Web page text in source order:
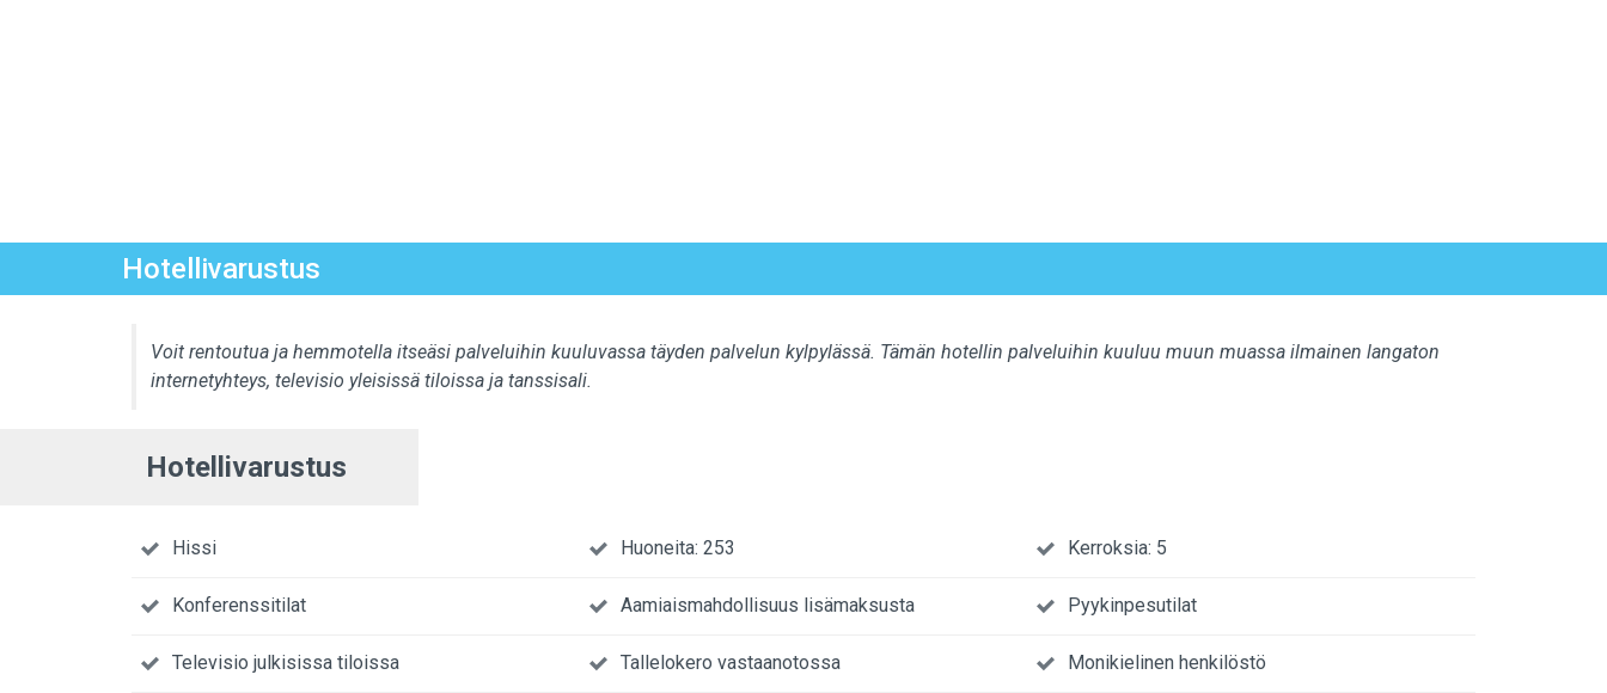
Hotellivarustus
Voit rentoutua ja hemmotella itseäsi palveluihin kuuluvassa täyden palvelun kylpylässä. Tämän hotellin palveluihin kuuluu muun muassa ilmainen langaton
internetyhteys, televisio yleisissä tiloissa ja tanssisali.
Hotellivarustus
Hissi Huoneita: 253 Kerroksia: 5
Konferenssitilat Aamiaismahdollisuus lisämaksusta Pyykinpesutilat
Televisio julkisissa tiloissa Tallelokero vastaanotossa Monikielinen henkilöstö